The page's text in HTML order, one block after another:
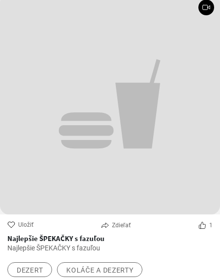
Uložiť Zdieľať 1
Najlepšie ŠPEKAČKY s fazuľou
Najlepšie ŠPEKAČKY s fazuľou
DEZERT KOLÁČE A DEZERTY